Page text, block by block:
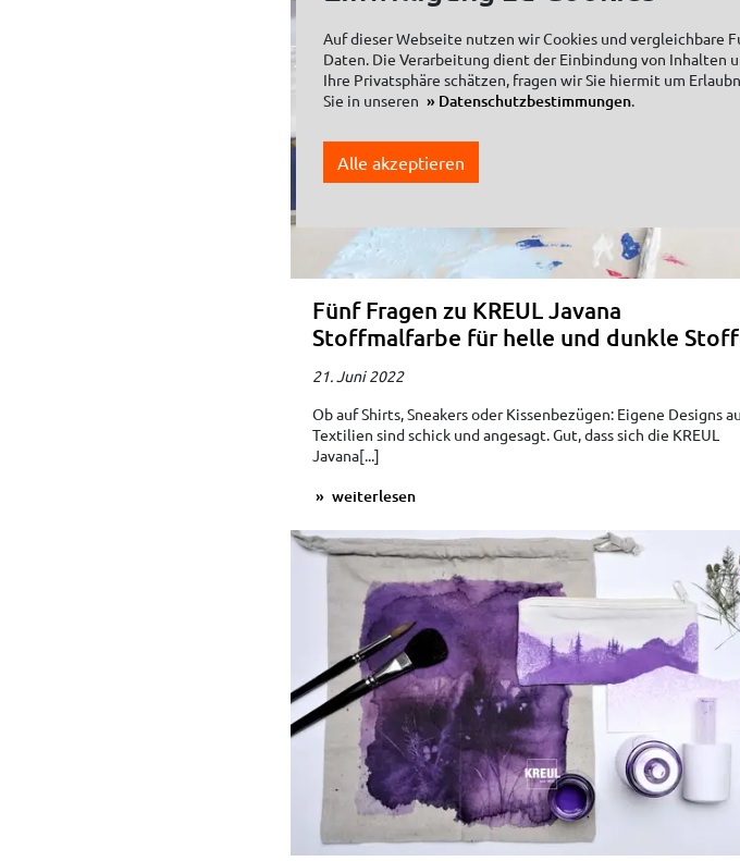
Fünf Fragen zu KREUL Javana
Stoffmalfarbe für helle und dunkle
21. Juni 2022
Ob auf Shirts, Sneakers oder Kissenbezügen: Eigene Designs
Textilien sind schick und angesagt. Gut, dass sich die KREUL
Javana[...]
weiterlesen
Auf dieser Webseite nutzen wir Cookies und vergleichbare
Daten. Die Verarbeitung dient der Einbindung von Inhalten
Ihre Privatsphäre schätzen, fragen wir Sie hiermit um
Sie in unseren
Datenschutzbestimmungen.
Alle akzeptieren